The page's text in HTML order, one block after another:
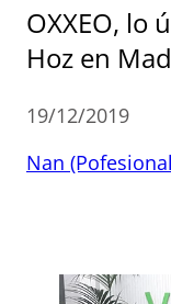
OXXEO, lo
Hoz en
19/12/2019
Nan